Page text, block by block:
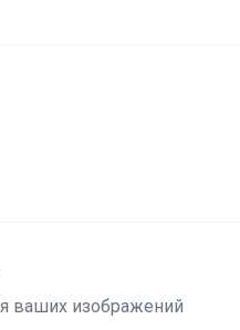
ваших изображений